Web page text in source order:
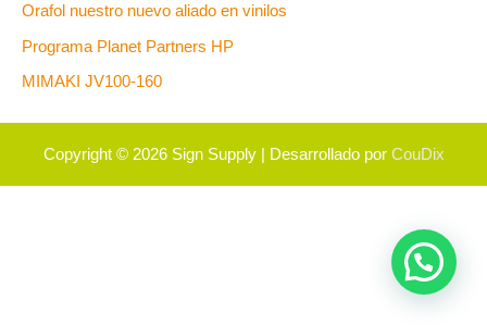
Orafol nuestro nuevo aliado en vinilos
Programa Planet Partners HP
MIMAKI JV100-160
Copyright © 2026 Sign Supply| Desarrollado por CouDix